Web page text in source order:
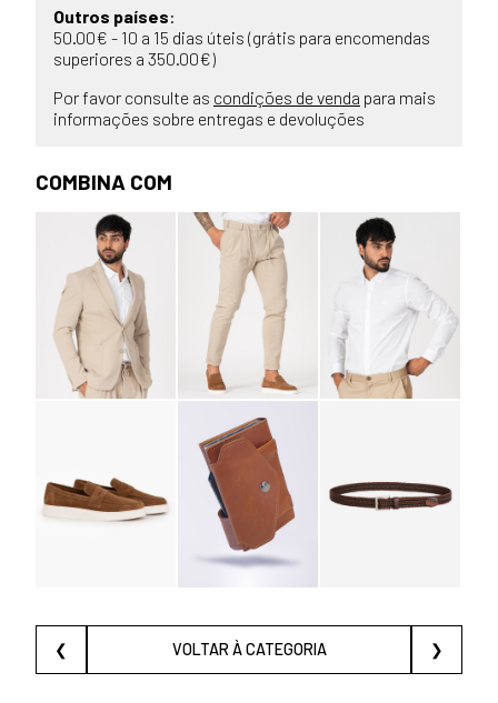
Outros países:
50.00€ - 10 a 15 dias úteis (grátis para encomendas
superiores a 350.00€)
Por favor consulte as condições de venda para mais
informações sobre entregas e devoluções
COMBINA COM
❮ VOLTAR À CATEGORIA ❯